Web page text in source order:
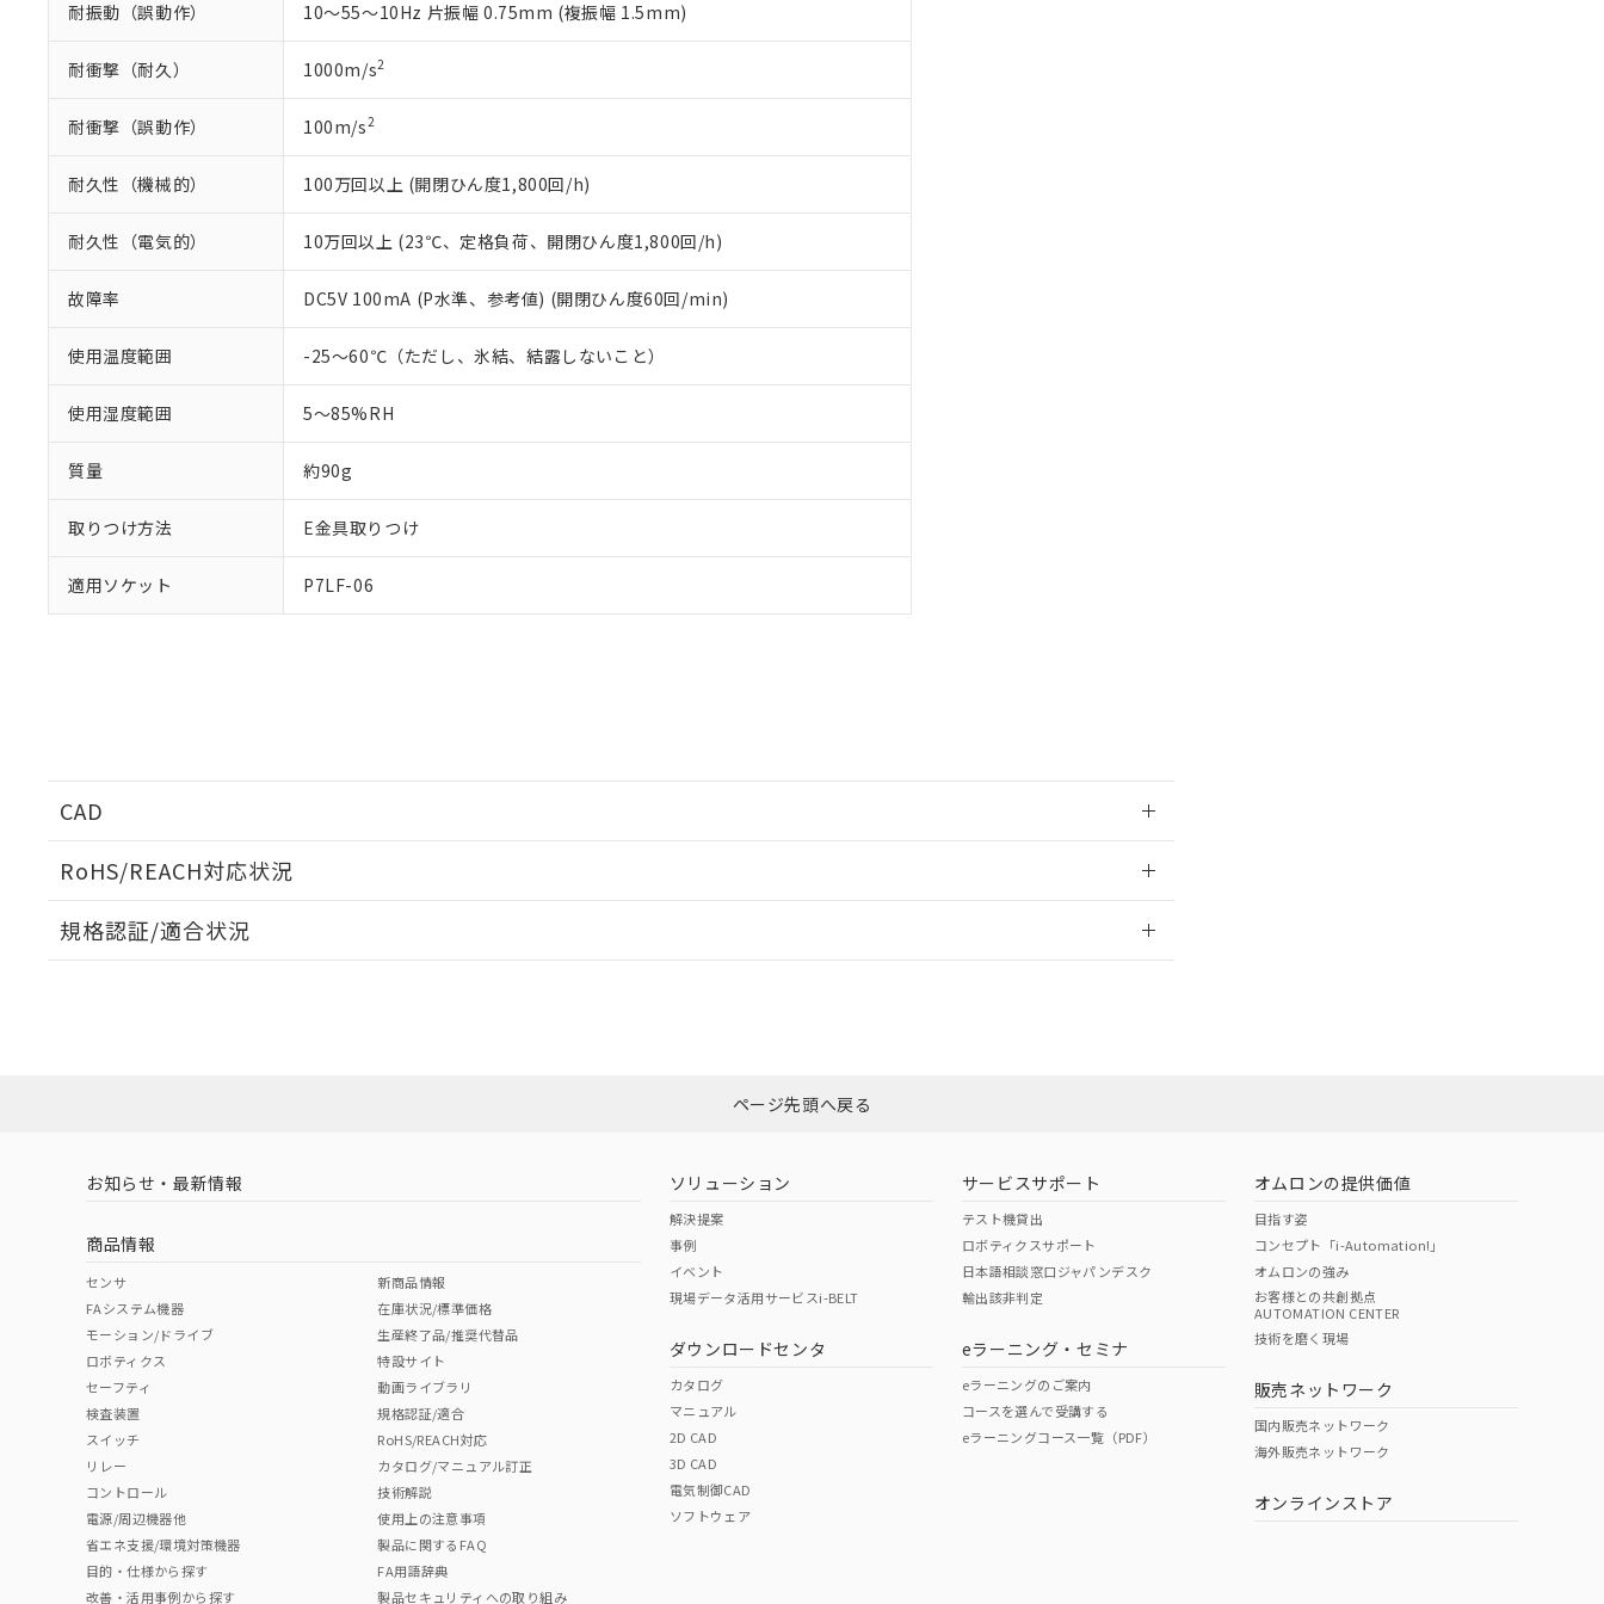
耐振動（誤動作） 10～55～10Hz 片振幅 0.75mm (複振幅 1.5mm)
耐衝撃（耐久） 1000m/s2
耐衝撃（誤動作） 100m/s2
耐久性（機械的） 100万回以上 (開閉ひん度1,800回/h)
耐久性（電気的） 10万回以上 (23℃、定格負荷、開閉ひん度1,800回/h)
故障率 DC5V 100mA (P水準、参考値) (開閉ひん度60回/min)
使用温度範囲 -25～60℃（ただし、氷結、結露しないこと）
使用湿度範囲 5～85%RH
質量 約90g
取りつけ方法 E金具取りつけ
適用ソケット P7LF-06
CAD
RoHS/REACH対応状況
EU RoHS 注意事項・凡例
ダウンロードはこちら
中国 RoHS 注意事項・凡例
中国 RoHS表
Pb Hg Cr(VI)
O O
"対応済み"や非含有の記載がされた商品であっても、流通在庫等で未対応品が混在する可能性があります。
非含有品が必要な際は、弊社営業部門もしくは販売店へお問い合わせください。
規格認証/適合状況
り割愛しております。
ページ先頭へ戻る
お知らせ・最新情報
商品情報
センサ
FAシステム機器
モーション/ドライブ
ロボティクス
セーフティ
検査装置
スイッチ
リレー
コントロール
電源/周辺機器他
省エネ支援/環境対策機器
目的・仕様から探す
改善・活用事例から探す
新商品情報
在庫状況/標準価格
生産終了品/推奨代替品
特設サイト
動画ライブラリ
規格認証/適合
RoHS/REACH対応
カタログ/マニュアル訂正
技術解説
使用上の注意事項
製品に関するFAQ
FA用語辞典
製品セキュリティへの取り組み
ソリューション
解決提案
事例
イベント
現場データ活用サービスi-BELT
ダウンロードセンタ
カタログ
マニュアル
2D CAD
3D CAD
電気制御CAD
ソフトウェア
サービスサポート
テスト機貸出
ロボティクスサポート
日本語相談窓口ジャパンデスク
輸出該非判定
eラーニング・セミナ
eラーニングのご案内
コースを選んで受講する
eラーニングコース一覧（PDF）
オムロンの提供価値
目指す姿
コンセプト「i-Automation!」
オムロンの強み
お客様との共創拠点
AUTOMATION CENTER
技術を磨く現場
販売ネットワーク
国内販売ネットワーク
海外販売ネットワーク
オンラインストア